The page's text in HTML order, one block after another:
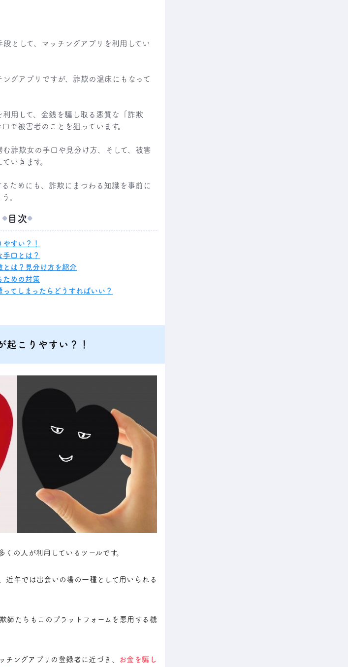
として、マッチングアプリを利用してい
グアプリですが、詐欺の温床にもなって
用して、金銭を騙し取る悪質な「詐欺
で被害者のことを狙っています。
詐欺女の手口や見分け方、そして、被害
いきます。
ためにも、詐欺にまつわる知識を事前に
。
目次
すい？！
口とは？
とは？見分け方を紹介
ための対策
てしまったらどうすればいい？
起こりやすい？！
の人が利用しているツールです。
近年では出会いの場の一種として用いられる
師たちもこのプラットフォームを悪用する機
チングアプリの登録者に近づき、
お金を騙し